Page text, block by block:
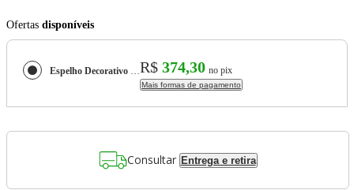
Ofertas disponíveis
Espelho Decorativo Short Strip Preto Alça Corino 40cm RedondoR$ 374,30 no pix
Mais formas de pagamento
Consultar Entrega e retira